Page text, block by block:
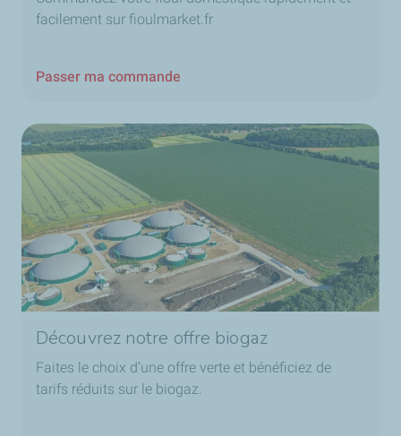
facilement sur fioulmarket.fr
Passer ma commande
Découvrez notre offre biogaz
Faites le choix d’une offre verte et bénéficiez de
tarifs réduits sur le biogaz.